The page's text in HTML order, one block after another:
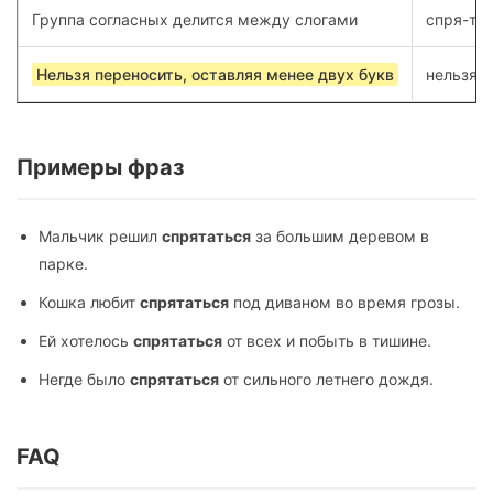
Группа согласных делится между слогами спря-
Нельзя переносить, оставляя менее двух букв нельзя:
Примеры фраз
Мальчик решил спрятаться за большим деревом в
парке.
Кошка любит спрятаться под диваном во время грозы.
Ей хотелось спрятаться от всех и побыть в тишине.
Негде было спрятаться от сильного летнего дождя.
FAQ